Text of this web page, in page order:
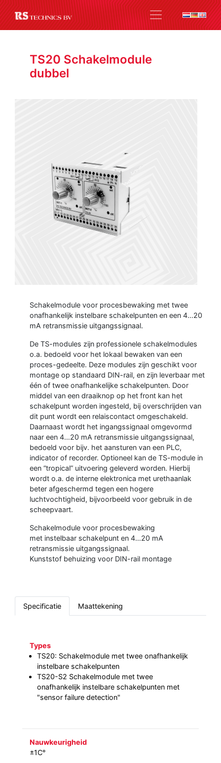
TS20 Schakelmodule
dubbel
Schakelmodule voor procesbewaking met twee
onafhankelijk instelbare schakelpunten en een 4…20
mA retransmissie uitgangssignaal.
De TS-modules zijn professionele schakelmodules
o.a. bedoeld voor het lokaal bewaken van een
proces-gedeelte. Deze modules zijn geschikt voor
montage op standaard DIN-rail, en zijn leverbaar met
één of twee onafhankelijke schakelpunten. Door
middel van een draaiknop op het front kan het
schakelpunt worden ingesteld, bij overschrijden van
dit punt wordt een relaiscontact omgeschakeld.
Daarnaast wordt het ingangssignaal omgevormd
naar een 4…20 mA retransmissie uitgangssignaal,
bedoeld voor bijv. het aansturen van een PLC,
indicator of recorder. Optioneel kan de TS-module in
een “tropical” uitvoering geleverd worden. Hierbij
wordt o.a. de interne elektronica met urethaanlak
beter afgeschermd tegen een hogere
luchtvochtigheid, bijvoorbeeld voor gebruik in de
scheepvaart.
Schakelmodule voor procesbewaking
met instelbaar schakelpunt en 4…20 mA
retransmissie uitgangssignaal.
Kunststof behuizing voor DIN-rail montage
Specificatie Maattekening
Types
TS20: Schakelmodule met twee onafhankelijk
instelbare schakelpunten
TS20-S2 Schakelmodule met twee
onafhankelijk instelbare schakelpunten met
"sensor failure detection"
Nauwkeurigheid
±1C°